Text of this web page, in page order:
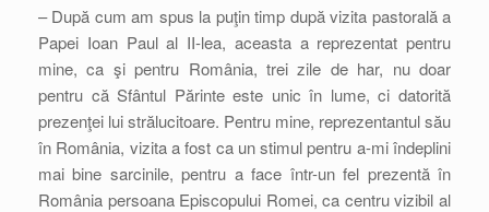
– După cum am spus la puţin timp după vizita pastorală a
Papei Ioan Paul al II-lea, aceasta a reprezentat pentru
mine, ca şi pentru România, trei zile de har, nu doar
pentru că Sfântul Părinte este unic în lume, ci datorită
prezenţei lui strălucitoare. Pentru mine, reprezentantul său
în România, vizita a fost ca un stimul pentru a-mi îndeplini
mai bine sarcinile, pentru a face într-un fel prezentă în
România persoana Episcopului Romei, ca centru vizibil al